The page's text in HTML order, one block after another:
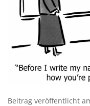
Beitrag veröffentlicht